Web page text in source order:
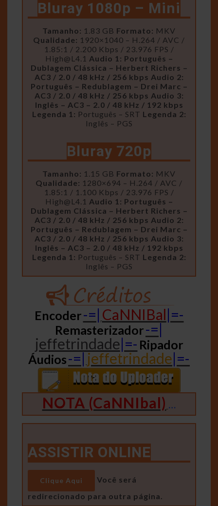
Bluray 1080p – Mini
Tamanho: 1.83 GB Formato: MKV
Qualidade: 1920×1040 – H.264 / AVC /
1.85:1 / 2.200 Kbps / 23.976 FPS /
High@L4.1 Audio 1: Português –
Dublagem Clássica – Herbert Richers –
AC3 / 2.0 / 48 kHz / 256 kbps Audio 2:
Português – Redublagem – Drei Marc –
AC3 / 2.0 / 48 kHz / 256 kbps Audio 3:
Inglês – AC3 – 2.0 / 48 kHz / 192 kbps
Legenda 1: Português – SRT Legenda 2:
Inglês – PGS
Bluray 720p
Tamanho: 1.15 GB Formato: MKV
Qualidade: 1280×694 – H.264 / AVC /
1.85:1 / 1.100 Kbps / 23.976 FPS /
High@L4.1 Audio 1: Português –
Dublagem Clássica – Herbert Richers –
AC3 / 2.0 / 48 kHz / 256 kbps Audio 2:
Português – Redublagem – Drei Marc –
AC3 / 2.0 / 48 kHz / 256 kbps Audio 3:
Inglês – AC3 – 2.0 / 48 kHz / 192 kbps
Legenda 1: Português – SRT Legenda 2:
Inglês – PGS
Encoder-=| CaNNIBal|=-
Remasterizador-=|
jeffetrindade|=- Ripador
Áudios-=| jeffetrindade|=-
NOTA (CaNNIbal) …
ASSISTIR ONLINE
Clique Aqui
Você será
redirecionado para outra página.